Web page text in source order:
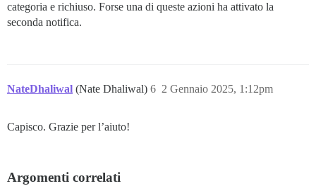
categoria e richiuso. Forse una di queste azioni ha attivato la
seconda notifica.
NateDhaliwal (Nate Dhaliwal) 2 Gennaio 2025, 1:12pm
6
Capisco. Grazie per l’aiuto!
Argomenti correlati